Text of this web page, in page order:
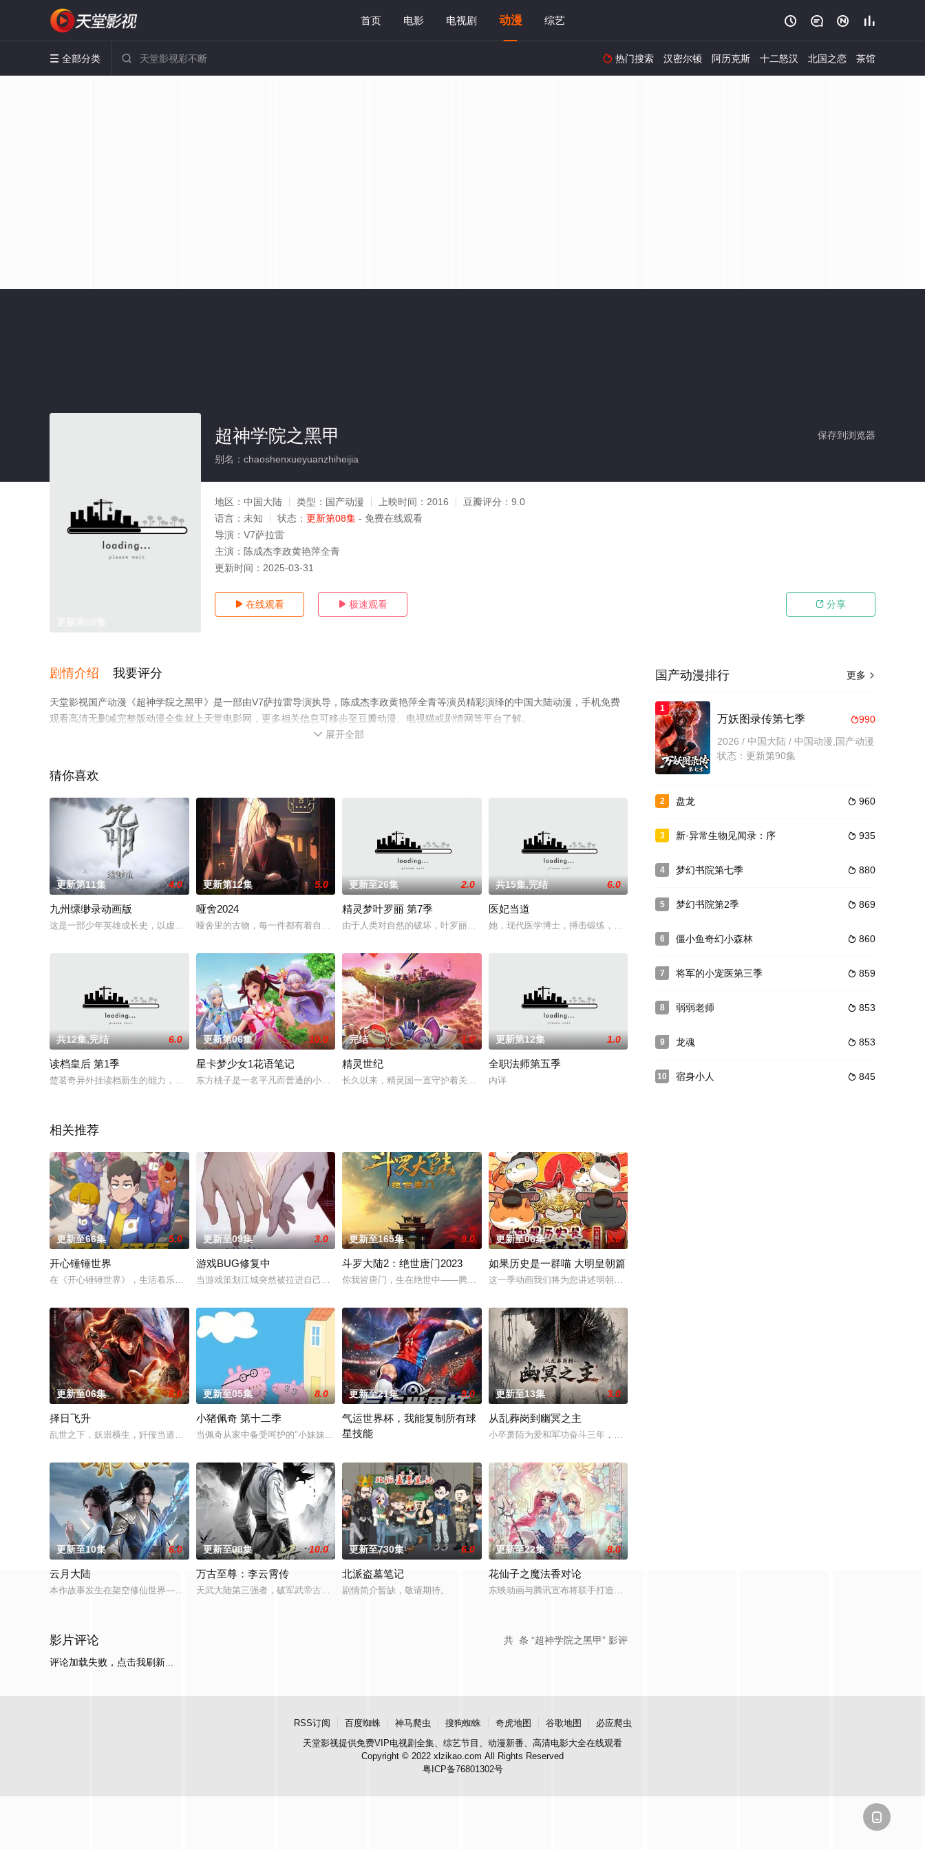
首页 电影 电视剧 动漫 综艺    
 全部分类   热门搜索 汉密尔顿 阿历克斯 十二怒汉 北国之恋 茶馆
保存到浏览器
超神学院之黑甲
别名：chaoshenxueyuanzhiheijia
地区： 中国大陆 类型： 国产动漫 上映时间： 2016 豆瓣评分： 9.0
语言： 未知 状态： 更新第08集 - 免费在线观看
导演： V7萨拉雷
主演： 陈成杰李政黄艳萍全青
更新时间： 2025-03-31
 在线观看  极速观看  分享
剧情介绍 我要评分
天堂影视国产动漫《超神学院之黑甲》是一部由V7萨拉雷导演执导，陈成杰李政黄艳萍全青等演员精彩演绎的中国大陆动漫，手机免费
观看高清无删减完整版动漫全集就上天堂电影网，更多相关信息可移步至豆瓣动漫、电视猫或剧情网等平台了解。
 展开全部
猜你喜欢
更新第11集 4.0
九州缥缈录动画版
这是一部少年英雄成长史，以虚拟的“九州”世界为背景，讲述吕归尘、姬野、羽然等不谙世事的少年历经磨砺与坎坷，执着奋斗，携手互助，成长成熟，并
更新第12集 5.0
哑舍2024
哑舍里的古物，每一件都有着自己的故事，承载了许多年，无人倾听。因为，它们都不会说话…….默然等待千年，只是为了在此刻相遇。从一个叫“哑舍”
更新至26集 2.0
精灵梦叶罗丽 第7季
由于人类对自然的破坏，叶罗丽仙境的冰公主已经开始消失了……冰公主来到人类世界，决心更正历史的过错。另一边，辛灵仙子能复活吗？还会
共15集,完结 6.0
医妃当道
她，现代医学博士，搏击锻练，更生在十一岁小女孩身体里，成了谢家长女，却与至亲之人展开一场没有刀光
共12集,完结 6.0
读档皇后 第1季
楚茗奇异外挂读档新生的能力，从此开端险象环生的宫斗之路。祖母赠予给她一枚玉佩，叮嘱她必然不克不及离身，没想到这玉佩在关头时刻能救她人命。
更新第06集 10.0
星卡梦少女1花语笔记
东方桃子是一名平凡而普通的小女生。一天放学后，她无意中获得一本神奇的花语星卡笔记，通过这本笔记,桃子发现了世间存在一种诞生于自然界的精灵。
完结 1.0
精灵世纪
长久以来，精灵国一直守护着关乎人类存亡的生命之源宝石。可是，邪恶的黑暗精灵觊觎宝石拥有的强大力量，他们召唤了可怕的恶魔，占领了精
更新第12集 1.0
全职法师第五季
内详
相关推荐
更新至66集 5.0
开心锤锤世界
在《开心锤锤世界》，生活着乐观善良的少年锤锤和他性格各异的家人朋友们，他们在日常琐事中脑洞大开，以充满趣味的方式应对生活琐事或难题，碰撞出
更新至09集 3.0
游戏BUG修复中
当游戏策划江城突然被拉进自己精心打造的数字世界时，他原本以为能在这片熟悉的地方游刃有余。然而，令他震惊的是，游戏中强大无比的魔王苏夜不知为
更新至165集 9.0
斗罗大陆2：绝世唐门2023
你我皆唐门，生在绝世中——腾讯视频《斗罗大陆绝世唐门》动画正式启动！
更新至06集 3.0
如果历史是一群喵 大明皇朝篇
这一季动画我们将为您讲述明朝前期的故事。明朝从元末乱世中浴火而生的大一统王朝，可在建国初期就面临
更新至06集 6.0
择日飞升
乱世之下，妖祟横生，奸佞当道。又值幽界入侵，人、幽两界势力荼毒人间，捕蛇者许应因看不惯为幽界卖命的草头神欺压百姓，反抗犯下弑神之罪，又出手
更新至05集 8.0
小猪佩奇 第十二季
当佩奇从家中备受呵护的"小妹妹"一跃成为肩负责任的"大姐姐"，而乔治从集万千宠爱于一身的"
更新至21集 9.0
气运世界杯，我能复制所有球
星技能
更新至13集 3.0
从乱葬岗到幽冥之主
小卒萧陌为爱和军功奋斗三年，却被恋人柳莺儿与将军之子赵昊联手背叛，残忍杀害后抛尸乱葬岗。濒死之际
更新至10集 6.0
云月大陆
本作故事发生在架空修仙世界——云月大陆。 大陆鼎盛时期由浣溪沙、赤霞峰、风吟山庄、无尘岛、轩辕门五大宗门共同守护，仙道昌盛。可轩辕门宗主岳
更新至08集 10.0
万古至尊：李云霄传
天武大陆第三强者，破军武帝古飞扬被世界规则所限，修为困在九天武帝境多年，难以突破。为了摆脱困境，借助神霄宫主曲红颜对自己的爱慕，布下惊天大
更新至730集 6.0
北派盗墓笔记
剧情简介暂缺，敬请期待。
更新至22集 8.0
花仙子之魔法香对论
东映动画与腾讯宣布将联手打造『花仙子』全新动画 新作将继承经典、结合潮流、呈现崭新的花仙子世界。
共 条 “超神学院之黑甲” 影评
影片评论
评论加载失败，点击我刷新...
更多 
国产动漫排行
1
990
万妖图录传第七季
2026 / 中国大陆 / 中国动漫,国产动漫
状态：更新第90集
2  960
盘龙
3  935
新·异常生物见闻录：序
4  880
梦幻书院第七季
5  869
梦幻书院第2季
6  860
僵小鱼奇幻小森林
7  859
将军的小宠医第三季
8  853
弱弱老师
9  853
龙魂
10  845
宿身小人

RSS订阅 百度蜘蛛 神马爬虫 搜狗蜘蛛 奇虎地图 谷歌地图
必应爬虫
天堂影视提供免费VIP电视剧全集、综艺节目、动漫新番、高清电影大全在线观看
Copyright © 2022 xlzikao.com All Rights Reserved
粤ICP备76801302号